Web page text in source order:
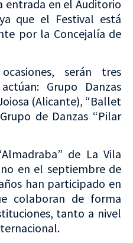
entrada en el Auditorio
que el Festival está
por la Concejalía de
serán tres
Grupo Danzas
(Alicante), “Ballet
de Danzas “Pilar
de La Vila
en el septiembre de
han participado en
colaboran de forma
tanto a nivel